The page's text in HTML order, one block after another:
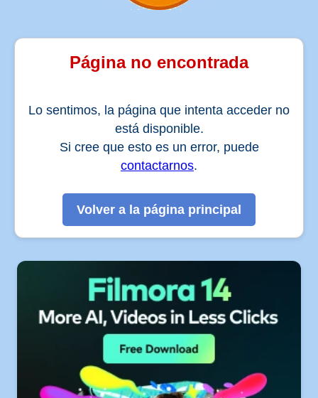
Página no encontrada
Lo sentimos, la página que intenta acceder no
está disponible.
Si cree que esto es un error, puede
contactarnos.
Volver a la página principal